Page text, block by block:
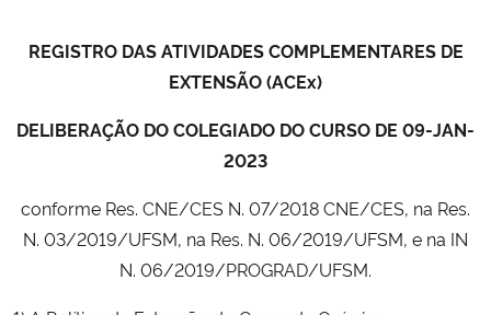
Ministério da Agricultura, Pecuária e Abastecimento
Ministério da Educação
Ministério da Cidadania
REGISTRO DAS ATIVIDADES COMPLEMENTARES DE
EXTENSÃO (ACEx)
DELIBERAÇÃO DO COLEGIADO DO CURSO DE 09-JAN-
2023
conforme Res. CNE/CES N. 07/2018 CNE/CES, na Res.
N. 03/2019/UFSM, na Res. N. 06/2019/UFSM, e na IN
N. 06/2019/PROGRAD/UFSM.